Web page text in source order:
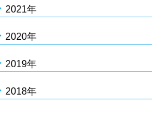
2021年
2020年
2019年
2018年